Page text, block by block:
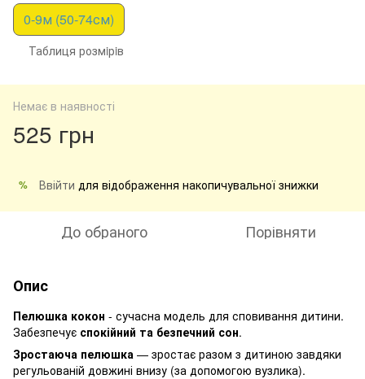
0-9м (50-74см)
Таблиця розмiрiв
Немає в наявності
525 грн
% Ввійти для відображення накопичувальної знижки
До обраного Порівняти
Опис
Пелюшка кокон - сучасна модель для сповивання дитини.
Забезпечує спокійний та безпечний сон.
Зростаюча пелюшка — зростає разом з дитиною завдяки
регульованій довжині внизу (за допомогою вузлика).